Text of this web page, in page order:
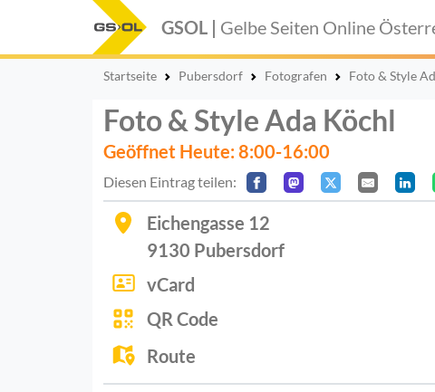
GSOL | Gelbe Seiten Online
Startseite Pubersdorf Fotografen Foto & Style
Foto & Style Ada Köchl
Geöffnet Heute: 8:00-16:00
Diesen Eintrag teilen:
Eichengasse 12
9130 Pubersdorf
vCard
QR Code
Route